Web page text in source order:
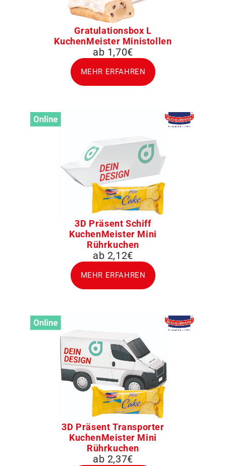
Gratulationsbox L
KuchenMeister Ministollen
ab 1,70€
MEHR ERFAHREN
3D Präsent Schiff
KuchenMeister Mini
Rührkuchen
ab 2,12€
MEHR ERFAHREN
3D Präsent Transporter
KuchenMeister Mini
Rührkuchen
ab 2,37€